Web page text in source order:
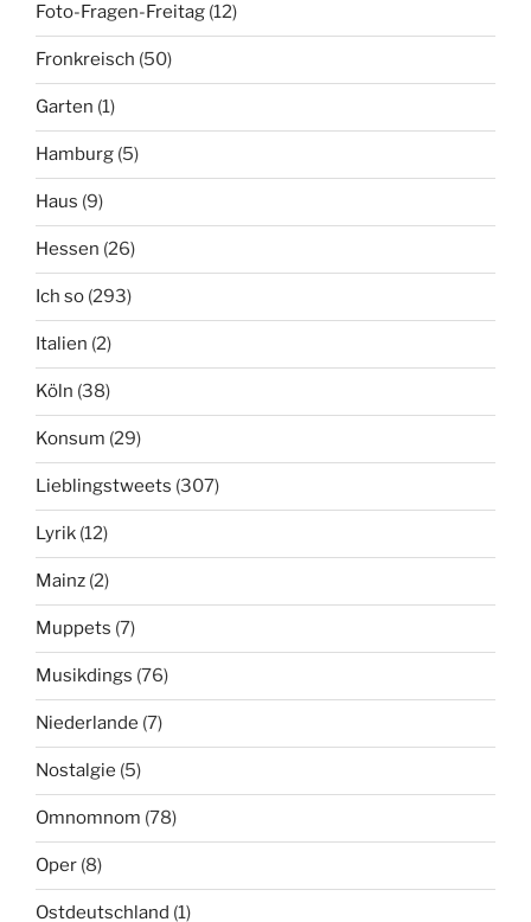
Foto-Fragen-Freitag (12)
Fronkreisch (50)
Garten (1)
Hamburg (5)
Haus (9)
Hessen (26)
Ich so (293)
Italien (2)
Köln (38)
Konsum (29)
Lieblingstweets (307)
Lyrik (12)
Mainz (2)
Muppets (7)
Musikdings (76)
Niederlande (7)
Nostalgie (5)
Omnomnom (78)
Oper (8)
Ostdeutschland (1)